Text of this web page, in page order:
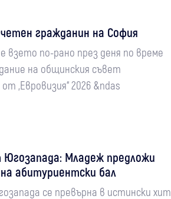
гражданин на София
по-рано през деня по време
на общинския съвет
„Евровизия“ 2026 &ndas
Младеж предложи
абитуриентски бал
се превърна в истински хит